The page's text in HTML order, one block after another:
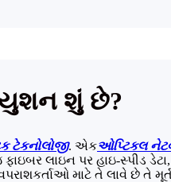
શું છે?
ટેકનોલોજી. એકઓપ્ટિકલ
લાઇન પર હાઇ-સ્પીડ
માટે તે લાવે છે તે